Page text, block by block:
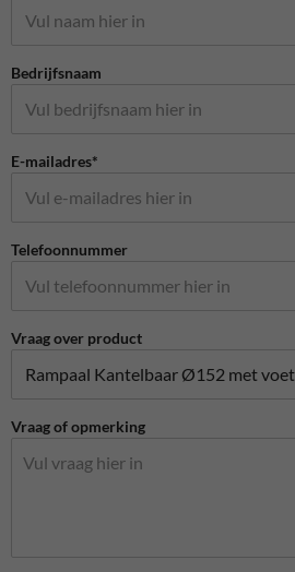
Bedrijfsnaam
E-mailadres*
Telefoonnummer
Vraag over product
Vraag of opmerking